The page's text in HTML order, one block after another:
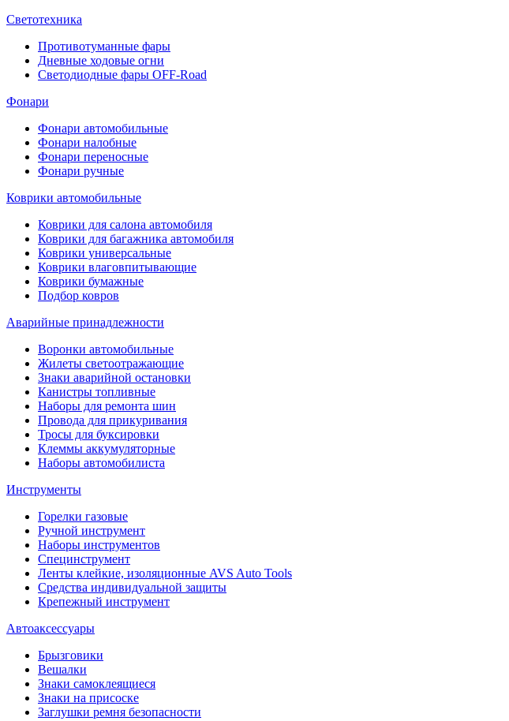
Светотехника
Противотуманные фары
Дневные ходовые огни
Светодиодные фары OFF-Road
Фонари
Фонари автомобильные
Фонари налобные
Фонари переносные
Фонари ручные
Коврики автомобильные
Коврики для салона автомобиля
Коврики для багажника автомобиля
Коврики универсальные
Коврики влаговпитывающие
Коврики бумажные
Подбор ковров
Аварийные принадлежности
Воронки автомобильные
Жилеты светоотражающие
Знаки аварийной остановки
Канистры топливные
Наборы для ремонта шин
Провода для прикуривания
Тросы для буксировки
Клеммы аккумуляторные
Наборы автомобилиста
Инструменты
Горелки газовые
Ручной инструмент
Наборы инструментов
Специнструмент
Ленты клейкие, изоляционные AVS Auto Tools
Средства индивидуальной защиты
Крепежный инструмент
Автоаксессуары
Брызговики
Вешалки
Знаки самоклеящиеся
Знаки на присоске
Заглушки ремня безопасности